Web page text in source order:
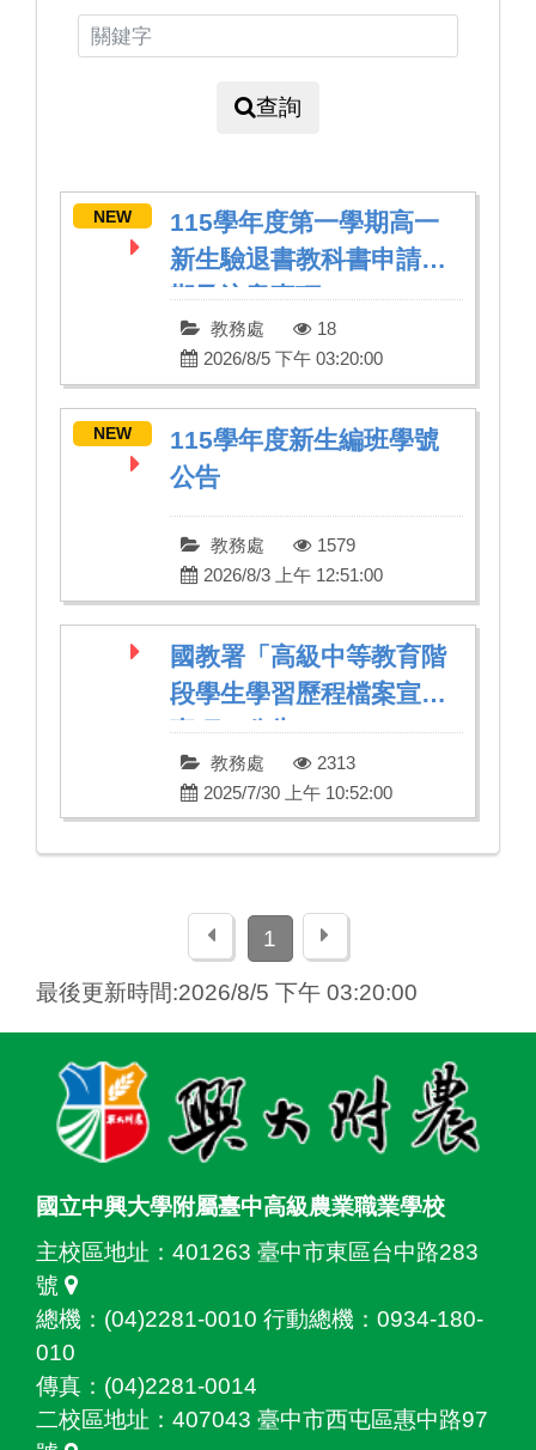
查詢
NEW
115學年度第一學期高一
新生驗退書教科書申請日
期及注意事項
教務處
18
2026/8/5 下午 03:20:00
NEW
115學年度新生編班學號
公告
教務處
1579
2026/8/3 上午 12:51:00
國教署「高級中等教育階
段學生學習歷程檔案宣導
事項」公告
教務處
2313
2025/7/30 上午 10:52:00
上一頁1 下一頁
最後更新時間:2026/8/5 下午 03:20:00
國立中興大學附屬臺中高級農業職業學校
主校區地址： 401263 臺中市東區台中路283
號
總機：(04)2281-0010 行動總機：0934-180-
010
傳真：(04)2281-0014
二校區地址： 407043 臺中市西屯區惠中路97